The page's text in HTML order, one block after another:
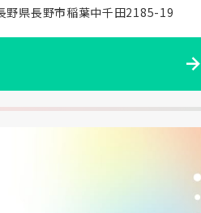
野県長野市稲葉中千田2185-19